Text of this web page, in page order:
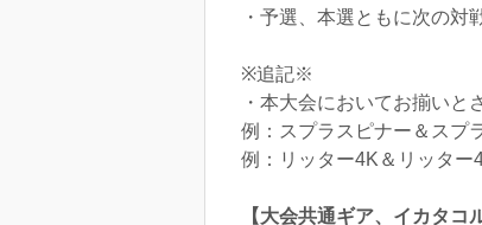
・予選、本選ともに次の
※追記※
・本大会においてお揃いと
例：スプラスピナー＆スプ
例：リッター4K＆リッタ
【大会共通ギア、イカタコ